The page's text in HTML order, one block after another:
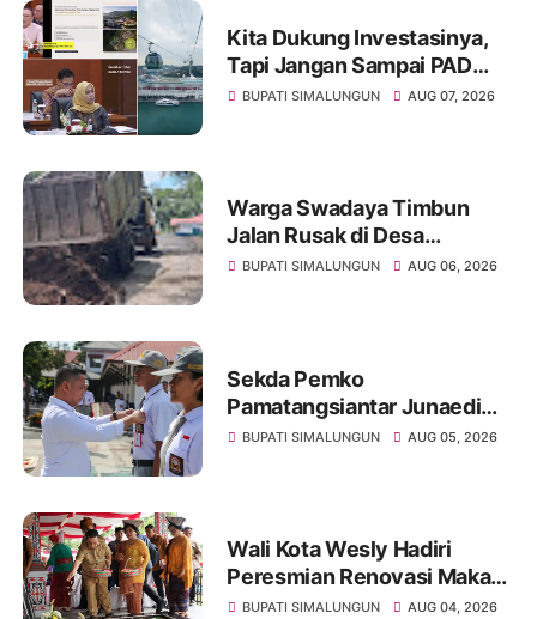
Kita Dukung Investasinya,
Tapi Jangan Sampai PAD
Simalungun yang Jadi
BUPATI SIMALUNGUN AUG 07, 2026
Warga Swadaya Timbun
Jalan Rusak di Desa
Sibangun Mariah, Harapkan
BUPATI SIMALUNGUN AUG 06, 2026
Sekda Pemko
Pamatangsiantar Junaedi
Pembina Upacara
BUPATI SIMALUNGUN AUG 05, 2026
Wali Kota Wesly Hadiri
Peresmian Renovasi Makam
dr. Djasamen Saragih, Ajak
BUPATI SIMALUNGUN AUG 04, 2026